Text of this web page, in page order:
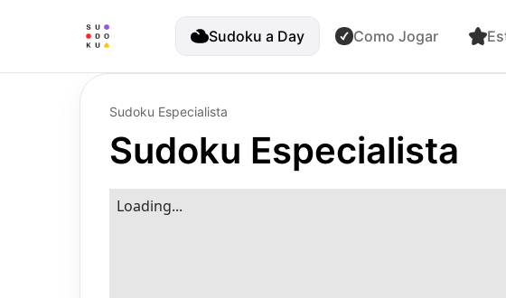
Sudoku a Day Como Jogar
Sudoku Especialista
Sudoku Especialista